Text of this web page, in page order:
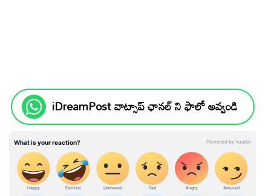
iDreamPost వాట్సాప్ ఛానల్ ని ఫాలో అవ్వండి